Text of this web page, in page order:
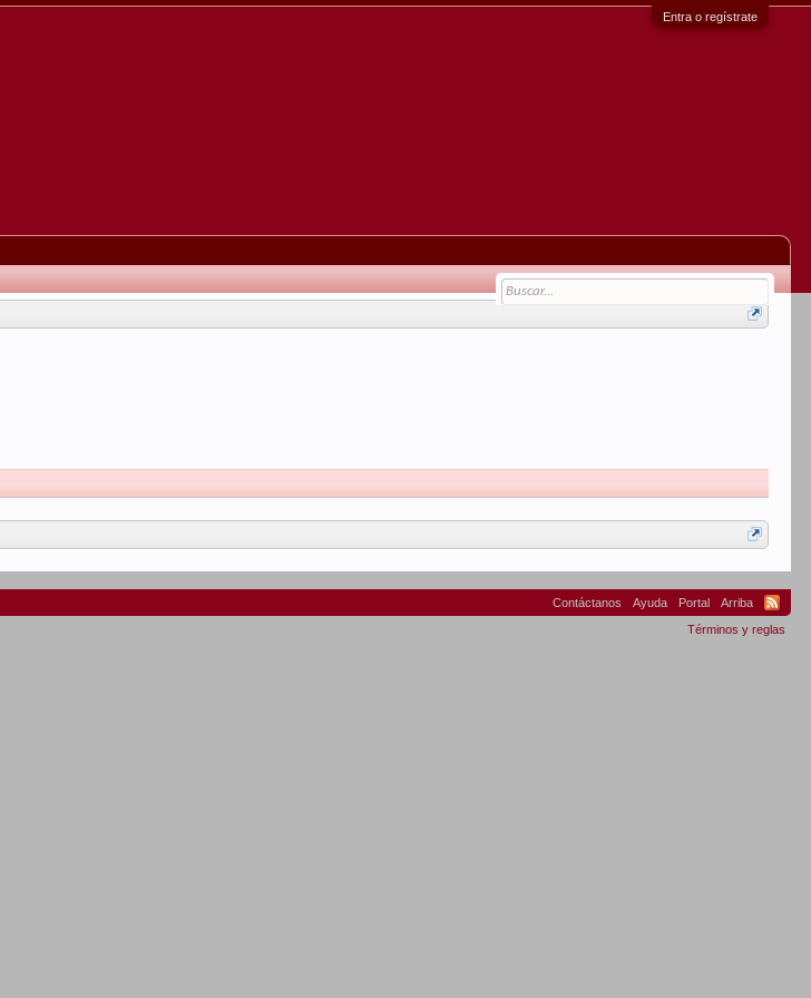
Entra o regístrate
Contáctanos Ayuda Portal
Arriba
Términos y reglas